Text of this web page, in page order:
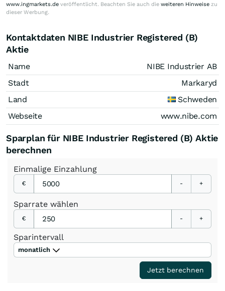
www.ingmarkets.de veröffentlicht. Beachten Sie auch die weiteren Hinweise zu
dieser Werbung.
Kontaktdaten NIBE Industrier Registered (B)
Aktie
Name
NIBE Industrier AB
Stadt
Markaryd
Land
Schweden
Webseite
www.nibe.com
Sparplan für NIBE Industrier Registered (B) Aktie
berechnen
Einmalige Einzahlung
€ - +
Sparrate wählen
€ - +
Sparintervall
monatlich
Jetzt berechnen